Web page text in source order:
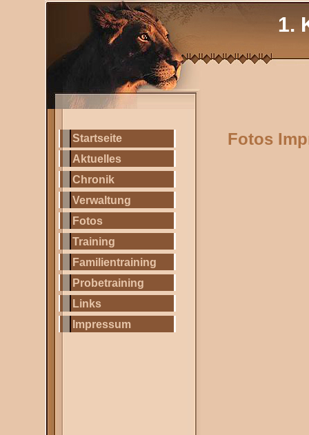
1.
Startseite
Aktuelles
Chronik
Verwaltung
Fotos
Training
Familientraining
Probetraining
Links
Impressum
Fotos